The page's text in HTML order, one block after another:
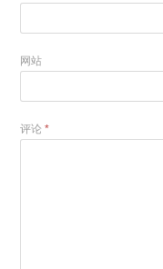
网站
评论*